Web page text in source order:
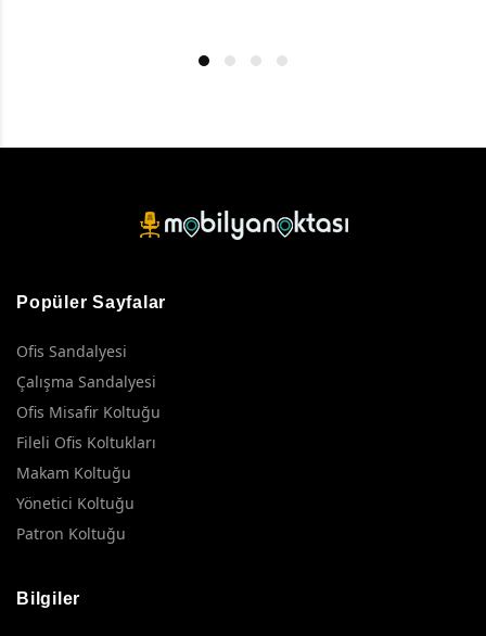
Popüler Sayfalar
Ofis Sandalyesi
Çalışma Sandalyesi
Ofis Misafir Koltuğu
Fileli Ofis Koltukları
Makam Koltuğu
Yönetici Koltuğu
Patron Koltuğu
Bilgiler